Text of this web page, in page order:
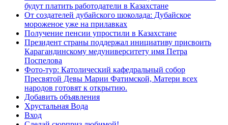
будут платить работодатели в Казахстане
От создателей дубайского шоколада: Дубайское
мороженое уже на прилавках
Получение пенсии упростили в Казахстане
Президент страны поддержал инициативу присвоить
Карагандинскому медуниверситету имя Петра
Поспелова
Фото-тур: Католический кафедральный собор
Пресвятой Девы Марии Фатимской, Матери всех
народов готовят к открытию.
Добавить объявления
Хрустальная Вода
Вход